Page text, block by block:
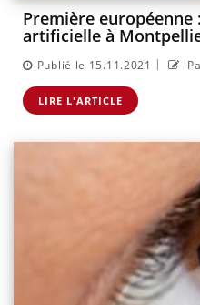
Première
artificielle à
Publié le 15.11.2021 |
LIRE L'ARTICLE